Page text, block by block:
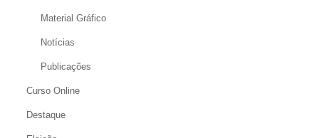
Material Gráfico
Notícias
Publicações
Curso Online
Destaque